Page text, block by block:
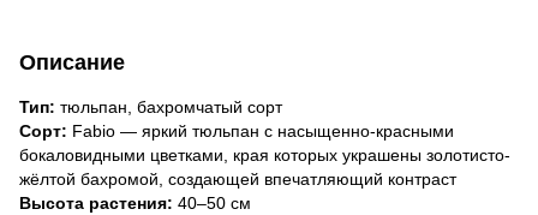
Описание
Тип: тюльпан, бахромчатый сорт
Сорт: Fabio — яркий тюльпан с насыщенно-красными
бокаловидными цветками, края которых украшены золотисто-
жёлтой бахромой, создающей впечатляющий контраст
Высота растения: 40–50 см